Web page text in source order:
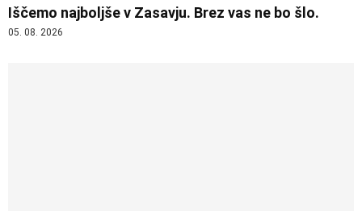
Iščemo najboljše v Zasavju. Brez vas ne bo šlo.
05. 08. 2026